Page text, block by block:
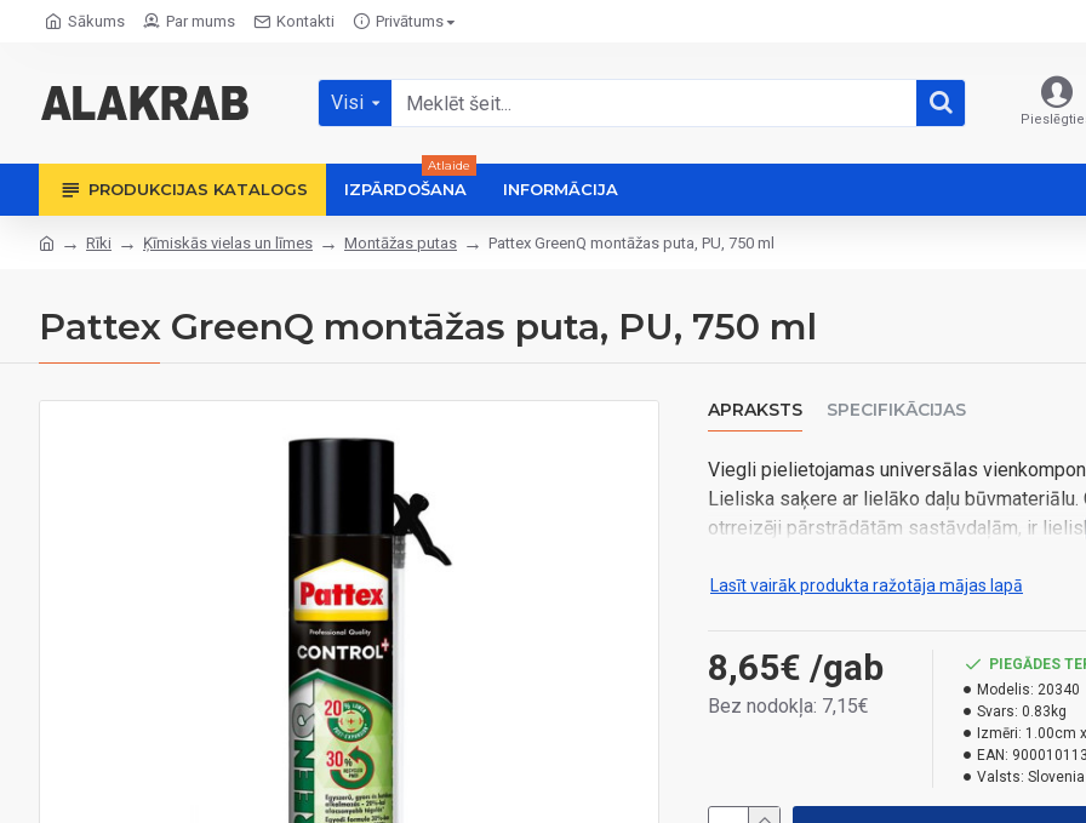
Sākums Par mums Kontakti Privātums
Visi
PRODUKCIJAS KATALOGS IZPĀRDOŠANA
Atlaide
INFORMĀCIJA
Rīki Ķīmiskās vielas un līmes Montāžas putas Pattex GreenQ montāžas puta, PU, 750 ml
Pattex GreenQ montāžas puta, PU, 750 ml
APRAKSTS SPECIFIKĀCIJAS
Viegli pielietojamas universālas
Lieliska saķere ar lielāko daļu
otrreizēji pārstrādātām sastāvdaļām, ir
piemērots ēku aiļu aizpildīšanai, šuvju
Lasīt vairāk produkta ražotāja mājas lapā
8,65€ /gab
Bez nodokļa: 7,15€
PIEGĀDES
Modelis: 20340
Svars: 0.83kg
Izmēri: 1.00cm
EAN:
Valsts: Slovenia